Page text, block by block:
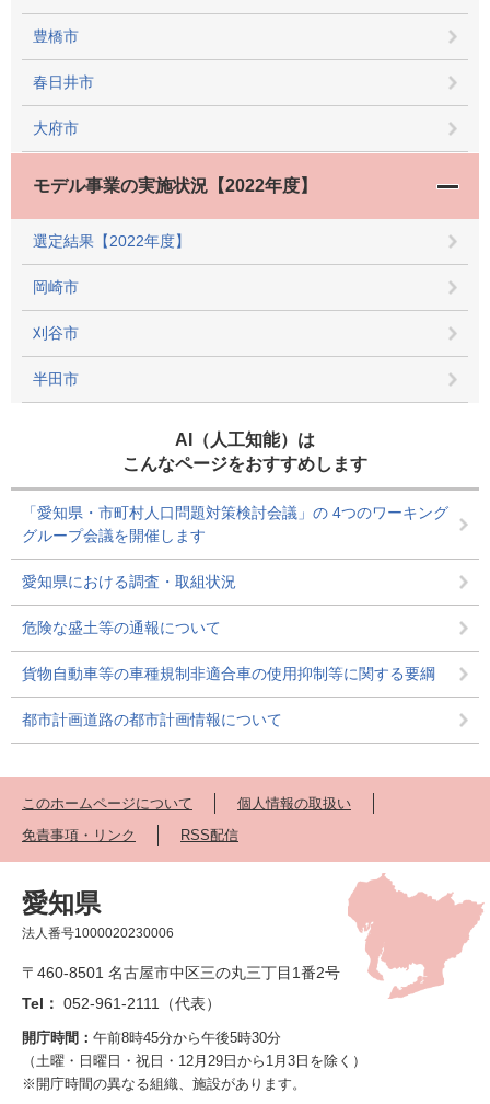
豊橋市
春日井市
大府市
モデル事業の実施状況【2022年度】
選定結果【2022年度】
岡崎市
刈谷市
半田市
AI（人工知能）は
こんなページをおすすめします
「愛知県・市町村人口問題対策検討会議」の 4つのワーキング
グループ会議を開催します
愛知県における調査・取組状況
危険な盛土等の通報について
貨物自動車等の車種規制非適合車の使用抑制等に関する要綱
都市計画道路の都市計画情報について
このホームページについて
個人情報の取扱い
免責事項・リンク
RSS配信
愛知県
法人番号1000020230006
〒460-8501 名古屋市中区三の丸三丁目1番2号
Tel： 052-961-2111（代表）
開庁時間： 午前8時45分から午後5時30分
（土曜・日曜日・祝日・12月29日から1月3日を除く）
※開庁時間の異なる組織、施設があります。